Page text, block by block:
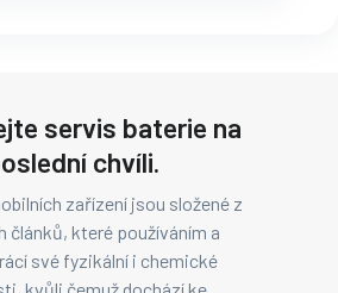
servis baterie na
chvíli.
zařízení jsou složené z
článků, které používáním a
své fyzikální i chemické